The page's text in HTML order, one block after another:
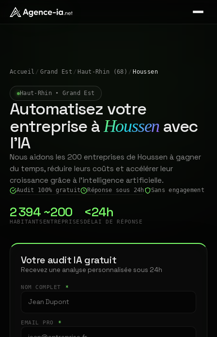
Accueil / Grand Est / Haut-Rhin (68) / Houssen
Haut-Rhin • Grand Est
Automatisez votre
entreprise à Houssen avec
l'IA
Nous aidons les 200 entreprises de Houssen à gagner
du temps, réduire leurs coûts et accélérer leur
croissance grâce à l'intelligence artificielle.
Audit 100% gratuit Réponse sous 24h Sans engagement
2 394
HABITANTS
~200
ENTREPRISES
<24h
DÉLAI DE RÉPONSE
Votre audit IA gratuit
Recevez une analyse personnalisée sous 24h
NOM COMPLET *
EMAIL PRO *